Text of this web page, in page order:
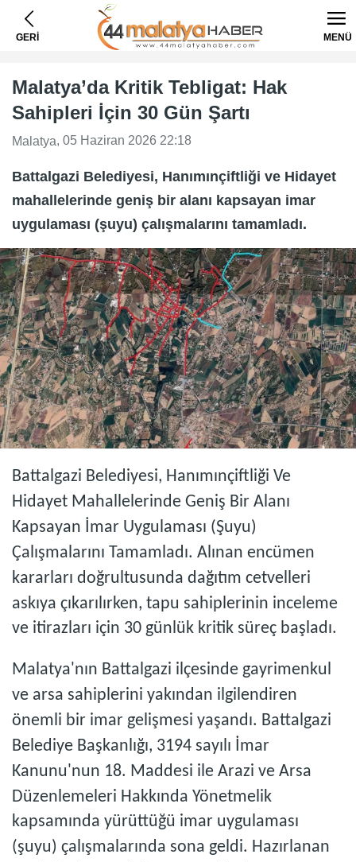
GERİ MENÜ
Malatya’da Kritik Tebligat: Hak
Sahipleri İçin 30 Gün Şartı
Malatya, 05 Haziran 2026 22:18
Battalgazi Belediyesi, Hanımınçiftliği ve Hidayet
mahallelerinde geniş bir alanı kapsayan imar
uygulaması (şuyu) çalışmalarını tamamladı.
Battalgazi Belediyesi, Hanımınçiftliği Ve
Hidayet Mahallelerinde Geniş Bir Alanı
Kapsayan İmar Uygulaması (Şuyu)
Çalışmalarını Tamamladı. Alınan encümen
kararları doğrultusunda dağıtım cetvelleri
askıya çıkarılırken, tapu sahiplerinin inceleme
ve itirazları için 30 günlük kritik süreç başladı.
Malatya'nın Battalgazi ilçesinde gayrimenkul
ve arsa sahiplerini yakından ilgilendiren
önemli bir imar gelişmesi yaşandı. Battalgazi
Belediye Başkanlığı, 3194 sayılı İmar
Kanunu'nun 18. Maddesi ile Arazi ve Arsa
Düzenlemeleri Hakkında Yönetmelik
kapsamında yürüttüğü imar uygulaması
(şuyu) çalışmalarında sona geldi. Hazırlanan